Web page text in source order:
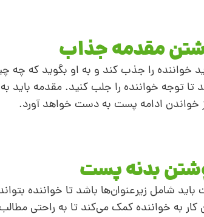
خواننده را جذب کند و به او بگوید که چه
تا توجه خواننده را جلب کنید. مقدمه
خواندن ادامه پست به دست خواهد آورد.
به خواننده کمک می‌کند تا به راحتی مطالب